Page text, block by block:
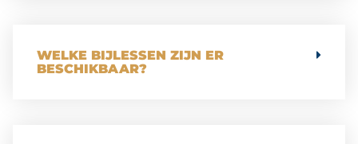
WELKE BIJLESSEN ZIJN ER
BESCHIKBAAR?